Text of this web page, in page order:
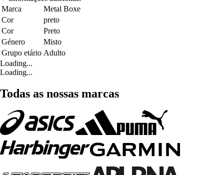
Marca
Metal Boxe
Cor
preto
Cor
Preto
Género
Misto
Grupo etário Adulto
Loading...
Loading...
Todas as nossas marcas